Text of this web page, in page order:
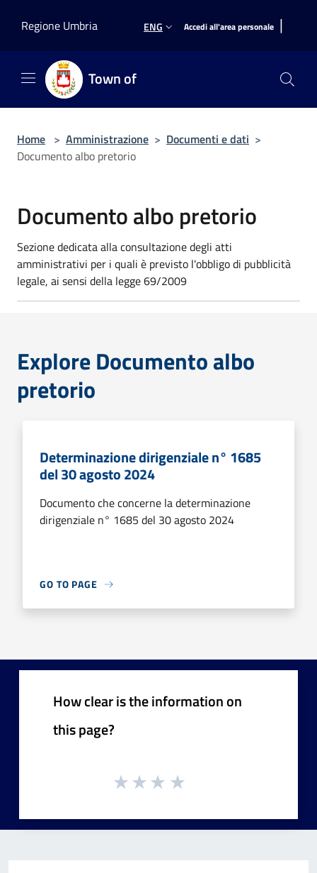
Regione Umbria
ENG Accedi all'area personale |
Town of
Home > Amministrazione > Documenti e dati >
Documento albo pretorio
Documento albo pretorio
Sezione dedicata alla consultazione degli atti
amministrativi per i quali è previsto l'obbligo di pubblicità
legale, ai sensi della legge 69/2009
Explore Documento albo
pretorio
Determinazione dirigenziale n° 1685
del 30 agosto 2024
Documento che concerne la determinazione
dirigenziale n° 1685 del 30 agosto 2024
GO TO PAGE
How clear is the information on
this page?